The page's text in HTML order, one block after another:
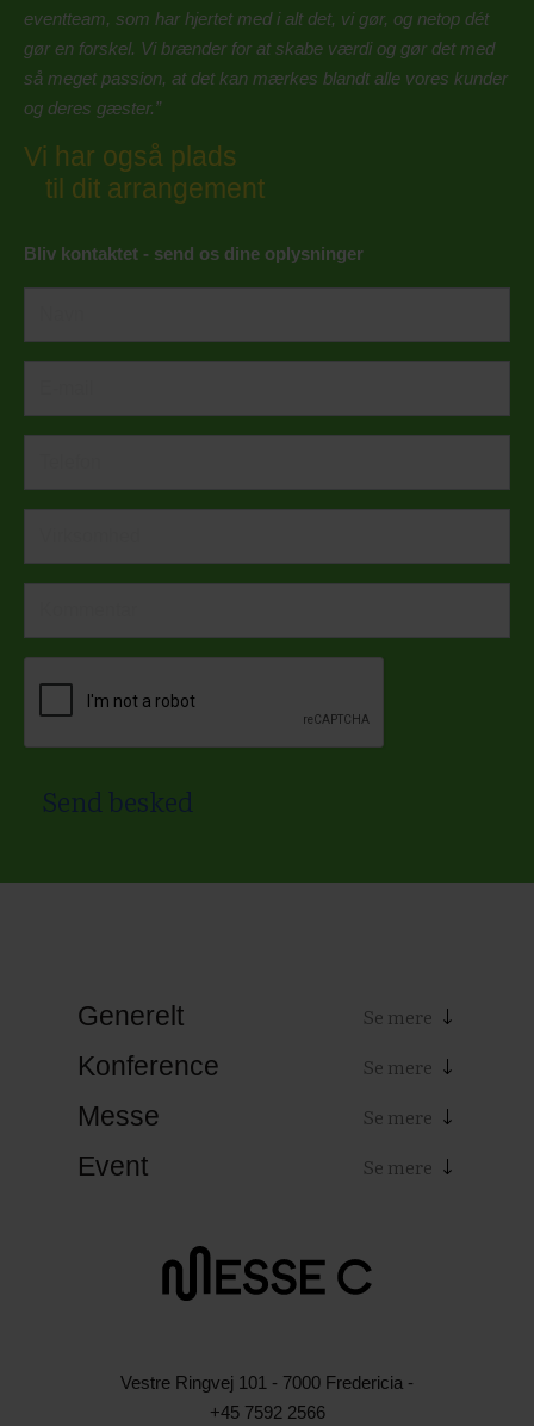
eventteam, som har hjertet med i alt det, vi gør, og netop dét
gør en forskel. Vi brænder for at skabe værdi og gør det med
så meget passion, at det kan mærkes blandt alle vores kunder
og deres gæster.”
Vi har også plads
til dit arrangement
Bliv kontaktet - send os dine oplysninger
Send besked
Generelt
Konference
Messe
Event
Vestre Ringvej 101 - 7000 Fredericia -
+45 7592 2566